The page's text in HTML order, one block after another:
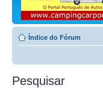
Índice do Fórum
Pesquisar